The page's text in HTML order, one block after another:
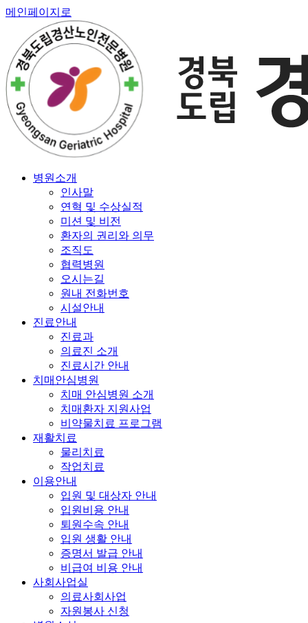
메인페이지로
병원소개
인사말
연혁 및 수상실적
미션 및 비전
환자의 권리와 의무
조직도
협력병원
오시는길
원내 전화번호
시설안내
진료안내
진료과
의료진 소개
진료시간 안내
치매안심병원
치매 안심병원 소개
치매환자 지원사업
비약물치료 프로그램
재활치료
물리치료
작업치료
이용안내
입원 및 대상자 안내
입원비용 안내
퇴원수속 안내
입원 생활 안내
증명서 발급 안내
비급여 비용 안내
사회사업실
의료사회사업
자원봉사 신청